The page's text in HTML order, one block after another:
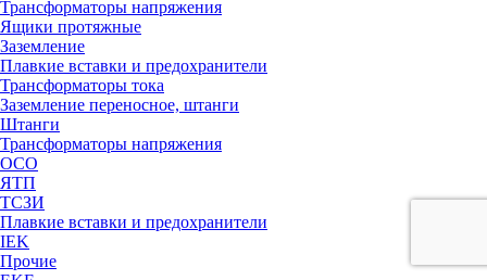
Трансформаторы напряжения
Ящики протяжные
Заземление
Плавкие вставки и предохранители
Трансформаторы тока
Заземление переносное, штанги
Штанги
Трансформаторы напряжения
ОСО
ЯТП
ТСЗИ
Плавкие вставки и предохранители
IEK
Прочие